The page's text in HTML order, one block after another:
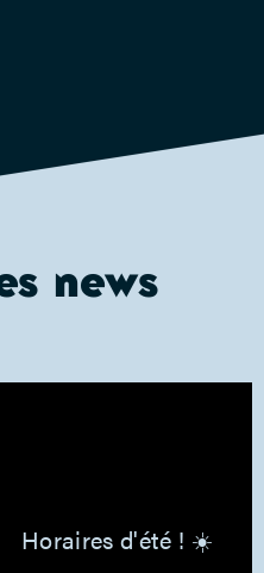
news
Horaires d'été ! ☀️